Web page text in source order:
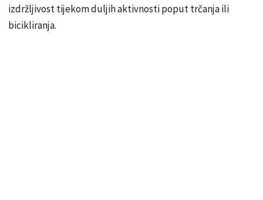
izdržljivost tijekom duljih aktivnosti poput trčanja ili
bicikliranja.